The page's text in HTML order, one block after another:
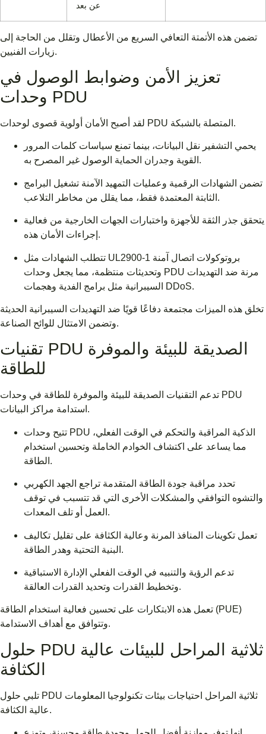
عن بعد
تضمن هذه الأتمتة التعافي السريع من الأعطال وتقلل من الحاجة إلى
زيارات الفنيين.
تعزيز الأمن وضوابط الوصول في
وحدات PDU
لقد أصبح الأمان أولوية قصوى لوحدات PDU المتصلة بالشبكة.
يحمي التشفير نقل البيانات، بينما تمنع سياسات كلمات المرور
القوية وجدران الحماية الوصول غير المصرح به.
تضمن الشهادات الرقمية وعمليات التمهيد الآمنة تشغيل البرامج
الثابتة المعتمدة فقط، مما يقلل من مخاطر التلاعب.
يتحقق جذر الثقة للأجهزة واختبارات الجهات الخارجية من فعالية
إجراءات الأمان هذه.
تتطلب الشهادات مثل UL2900-1 بروتوكولات اتصال آمنة
وتحديثات منتظمة، مما يجعل وحدات PDU مرنة ضد التهديدات
السيبرانية مثل برامج الفدية وهجمات DDoS.
تخلق هذه الميزات مجتمعة دفاعًا قويًا ضد التهديدات السيبرانية الحديثة
وتضمن الامتثال للوائح الصناعة.
تقنيات PDU الصديقة للبيئة والموفرة
تدعم التقنيات الصديقة للبيئة والموفرة للطاقة في وحدات PDU
استدامة مراكز البيانات.
تتيح وحدات PDU الذكية المراقبة والتحكم في الوقت الفعلي،
مما يساعد على اكتشاف الخوادم الخاملة وتحسين استخدام
الطاقة.
تحدد مراقبة جودة الطاقة المتقدمة تراجع الجهد الكهربي
والتشوه التوافقي والمشكلات الأخرى التي قد تتسبب في توقف
العمل أو تلف المعدات.
تعمل تكوينات المنافذ المرنة وعالية الكثافة على تقليل تكاليف
البنية التحتية وهدر الطاقة.
تدعم الرؤية والتنبيه في الوقت الفعلي الإدارة الاستباقية
وتخطيط القدرات وتحديد القدرات العالقة.
تعمل هذه الابتكارات على تحسين فعالية استخدام الطاقة (PUE)
وتتوافق مع أهداف الاستدامة.
حلول PDU ثلاثية المراحل للبيئات عالية
تلبي حلول PDU ثلاثية المراحل احتياجات بيئات تكنولوجيا المعلومات
عالية الكثافة.